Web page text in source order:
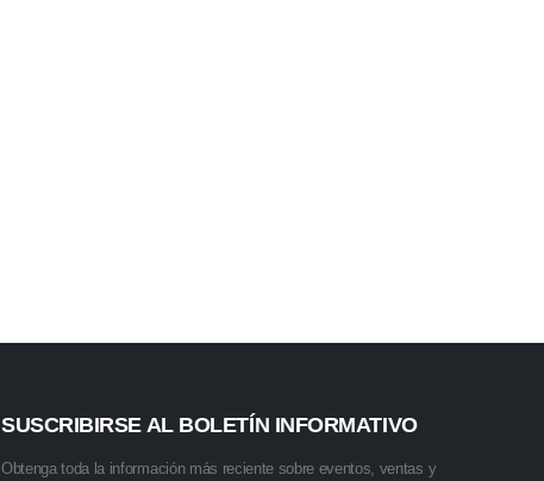
SUSCRIBIRSE AL BOLETÍN INFORMATIVO
Obtenga toda la información más reciente sobre eventos, ventas y